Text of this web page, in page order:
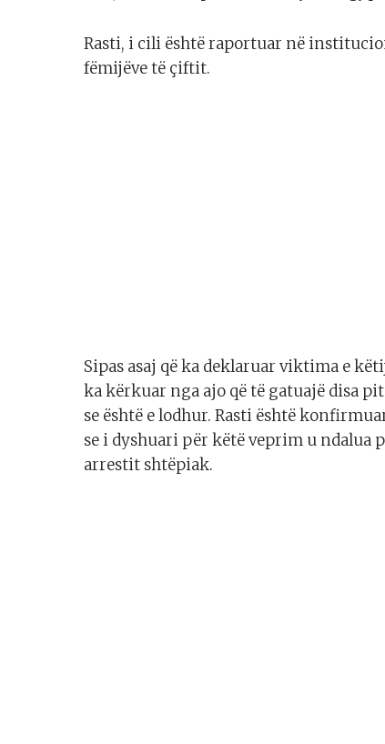
Rasti, i cili është raportuar në
fëmijëve të çiftit.
Sipas asaj që ka deklaruar viktima e
ka kërkuar nga ajo që të gatuajë disa
se është e lodhur. Rasti është
se i dyshuari për këtë veprim u ndalua
arrestit shtëpiak.